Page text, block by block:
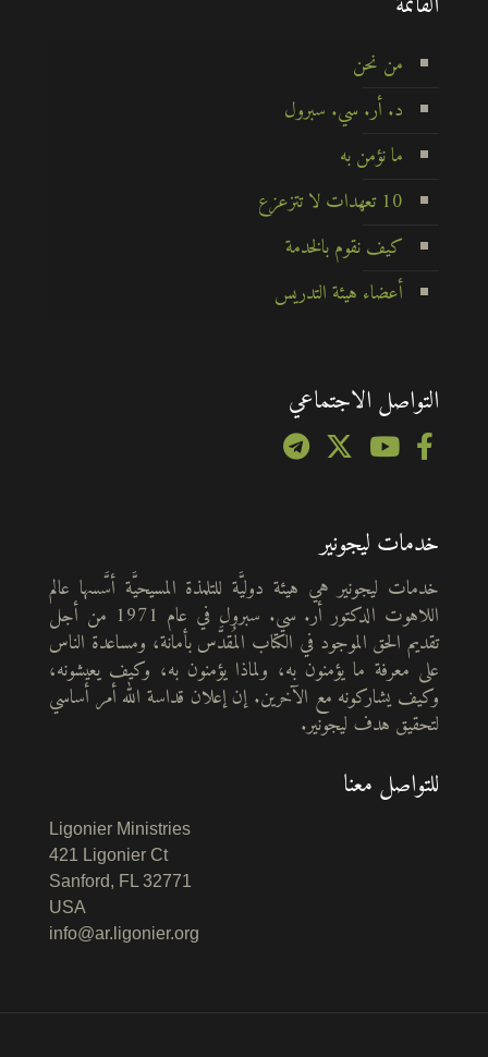
من نحن
د. أر. سي. سبرول
ما نؤمن به
10 تعهدات لا تتزعزع
كيف نقوم بالخدمة
أعضاء هيئة التدريس
التواصل الاجتماعي
خدمات ليجونير
خدمات ليجونير هي هيئة دوليَّة للتلمذة المسيحيَّة أسَّسها عالم
اللاهوت الدكتور أر. سي. سبرول في عام 1971 من أجل
تقديم الحق الموجود في الكتاب المُقدَّس بأمانة، ومساعدة الناس
على معرفة ما يؤمنون به، ولماذا يؤمنون به، وكيف يعيشونه،
وكيف يشاركونه مع الآخرين. إن إعلان قداسة الله أمر أساسي
لتحقيق هدف ليجونير.
للتواصل معنا
Ligonier Ministries
421 Ligonier Ct
Sanford, FL 32771
USA
info@ar.ligonier.org